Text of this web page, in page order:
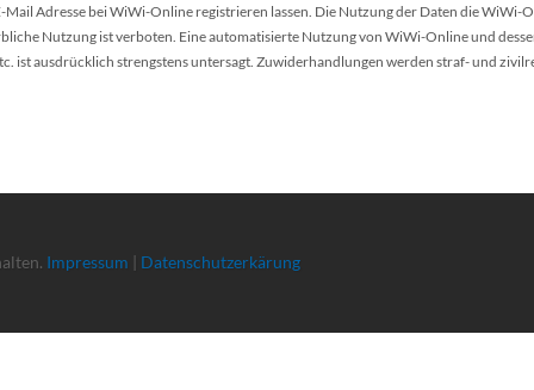
Adresse bei WiWi-Online registrieren lassen. Die Nutzung der Daten die WiWi-
Nutzung ist verboten. Eine automatisierte Nutzung von WiWi-Online und
ist ausdrücklich strengstens untersagt. Zuwiderhandlungen werden straf- und
Impressum | Datenschutzerkärung